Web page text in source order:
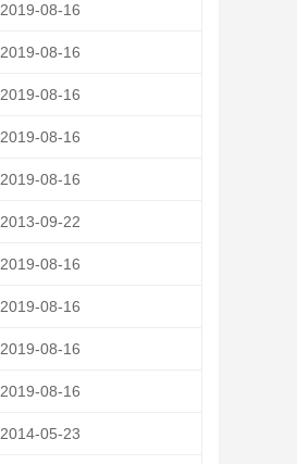
2019-08-16
2019-08-16
2019-08-16
2019-08-16
2019-08-16
2013-09-22
2019-08-16
2019-08-16
2019-08-16
2019-08-16
2014-05-23